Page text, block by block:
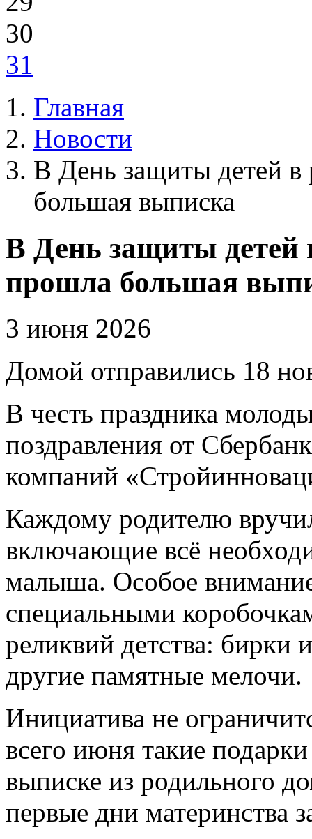
30
31
Главная
Новости
В День защиты детей
большая выписка
В День защиты
прошла большая
3 июня 2026
Домой отправились 18
В честь праздника
поздравления от
компаний
Каждому родителю
включающие всё
малыша. Особое
специальными
реликвий детства: бирки
другие памятные мелочи.
Инициатива не
всего июня такие
выписке из родильного
первые дни материнства